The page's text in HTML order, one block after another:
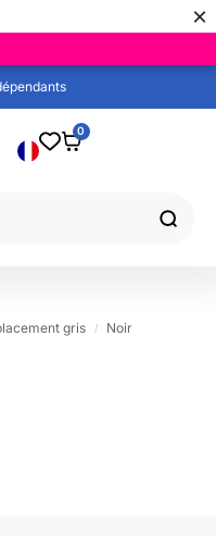
×
0
gris / Noir